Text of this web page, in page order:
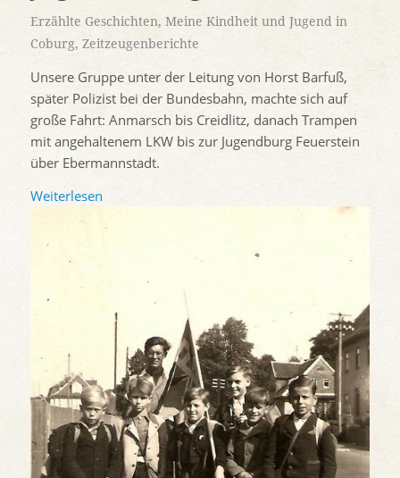
Erzählte Geschichten, Meine Kindheit und Jugend in
Coburg, Zeitzeugenberichte
Unsere Gruppe unter der Leitung von Horst Barfuß,
später Polizist bei der Bundesbahn, machte sich auf
große Fahrt: Anmarsch bis Creidlitz, danach Trampen
mit angehaltenem LKW bis zur Jugendburg Feuerstein
über Ebermannstadt.
Weiterlesen